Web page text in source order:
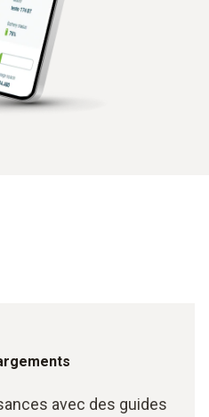
avec des guides